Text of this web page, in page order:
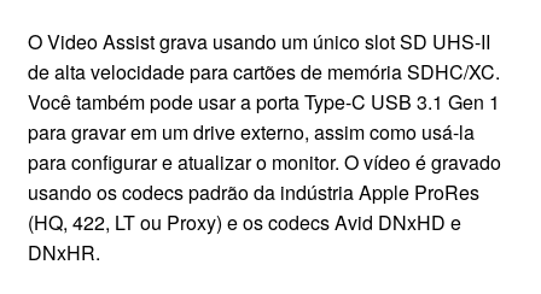
O Video Assist grava usando um único slot SD UHS-II
de alta velocidade para cartões de memória SDHC/XC.
Você também pode usar a porta Type-C USB 3.1 Gen 1
para gravar em um drive externo, assim como usá-la
para configurar e atualizar o monitor. O vídeo é gravado
usando os codecs padrão da indústria Apple ProRes
(HQ, 422, LT ou Proxy) e os codecs Avid DNxHD e
DNxHR.